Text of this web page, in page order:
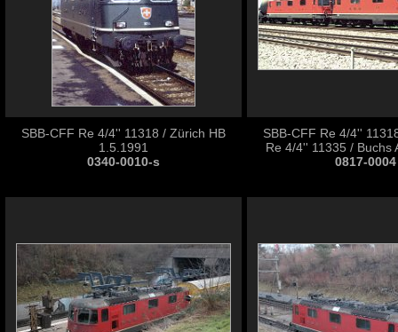
SBB-CFF Re 4/4'' 11318 / Zürich HB
1.5.1991
0340-0010-s
SBB-CFF Re 4/4''
Re 4/4'' 11335 / Buchs
0817-0004